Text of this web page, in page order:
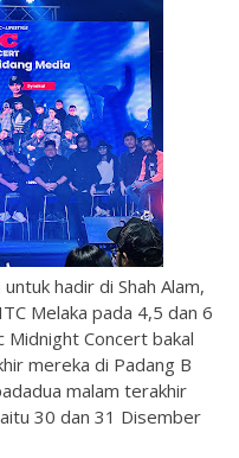
hadir di Shah Alam,
Melaka pada 4,5 dan 6
Concert bakal
mereka di Padang B
malam terakhir
30 dan 31 Disember